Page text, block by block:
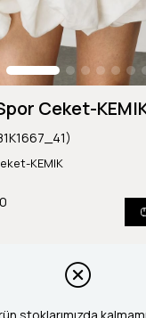
Ceket-
KEMIK